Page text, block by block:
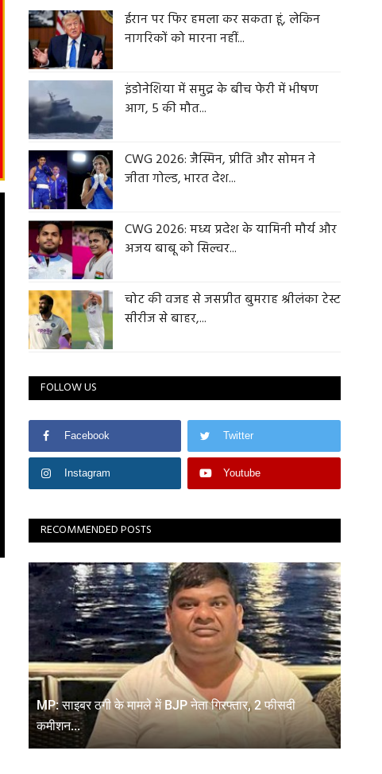
ईरान पर फिर हमला कर सकता हूं, लेकिन
नागरिकों को मारना नहीं...
इंडोनेशिया में समुद्र के बीच फेरी में भीषण
आग, 5 की मौत...
CWG 2026: जैस्मिन, प्रीति और सोमन ने
जीता गोल्ड, भारत देश...
CWG 2026: मध्य प्रदेश के यामिनी मौर्य और
अजय बाबू को सिल्वर...
चोट की वजह से जसप्रीत बुमराह श्रीलंका टेस्ट
सीरीज से बाहर,...
FOLLOW US
Facebook Twitter
Instagram Youtube
RECOMMENDED POSTS
MP: साइबर ठगी के मामले में BJP नेता गिरफ्तार, 2 फीसदी
कमीशन...